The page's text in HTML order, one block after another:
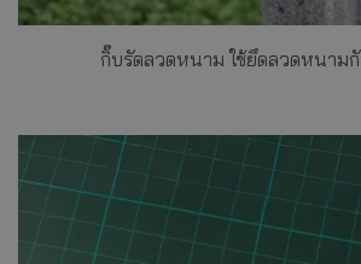
กิ๊บรัดลวดหนาม ใช้ยึดลวดหนาม